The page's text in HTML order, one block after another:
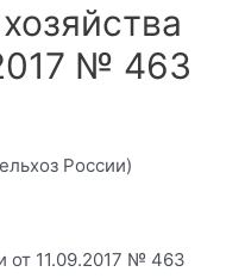
№ 463
России)
от 11.09.2017 № 463